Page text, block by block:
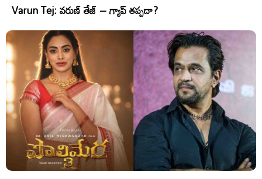
Varun Tej: వరుణ్ తేజ్ – గ్యాప్ తప్పదా?